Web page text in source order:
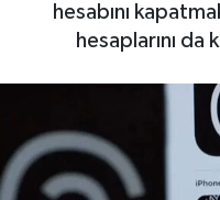
hesabını
hesaplarını